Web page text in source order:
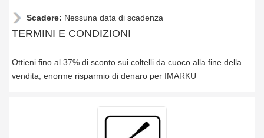
Scadere: Nessuna data di scadenza
TERMINI E CONDIZIONI
Ottieni fino al 37% di sconto sui coltelli da cuoco alla fine della
vendita, enorme risparmio di denaro per IMARKU